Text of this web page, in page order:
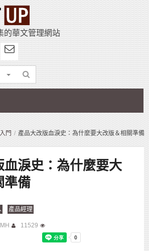
的華文管理網站
門 產品大改版血淚史：為什麼要大改版＆相關準備
血淚史：為什麼要大
準備
產品經理
MH 11529